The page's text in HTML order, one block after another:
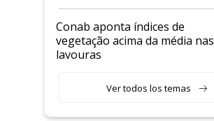
Conab aponta índices de
vegetação acima da média nas
lavouras
Ver todos los temas